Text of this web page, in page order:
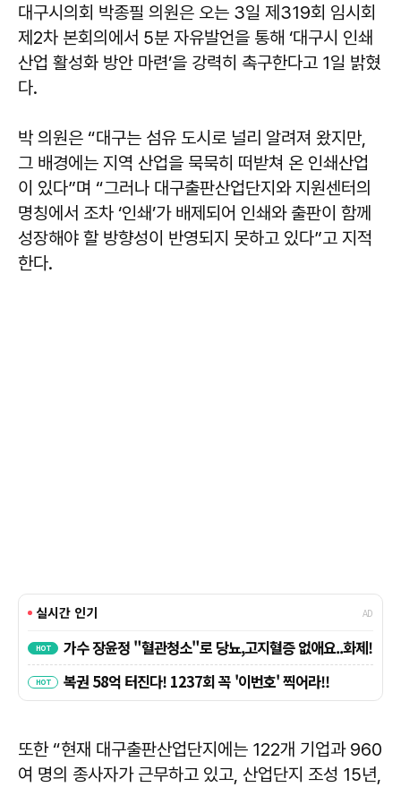
대구시의회 박종필 의원은 오는 3일 제319회 임시회
제2차 본회의에서 5분 자유발언을 통해 ‘대구시 인쇄
산업 활성화 방안 마련’을 강력히 촉구한다고 1일 밝혔
다.
박 의원은 “대구는 섬유 도시로 널리 알려져 왔지만,
그 배경에는 지역 산업을 묵묵히 떠받쳐 온 인쇄산업
이 있다”며 “그러나 대구출판산업단지와 지원센터의
명칭에서 조차 ‘인쇄’가 배제되어 인쇄와 출판이 함께
성장해야 할 방향성이 반영되지 못하고 있다”고 지적
한다.
또한 “현재 대구출판산업단지에는 122개 기업과 960
여 명의 종사자가 근무하고 있고, 산업단지 조성 15년,